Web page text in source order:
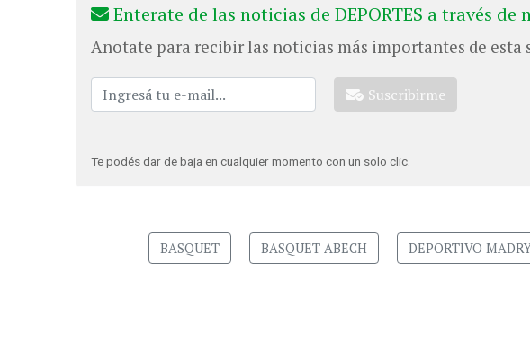
Enterate de las noticias de DEPORTES a través
Anotate para recibir las noticias más importantes de esta
Suscribirme
Te podés dar de baja en cualquier momento con un solo clic.
BASQUET BASQUET ABECH DEPORTIVO